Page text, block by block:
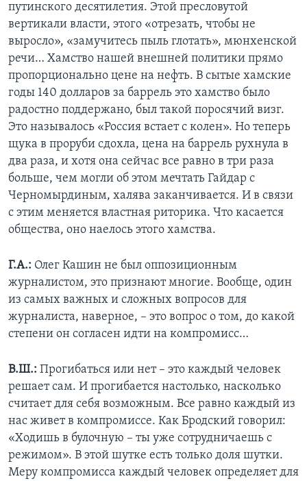
путинского десятилетия. Этой пресловутой
вертикали власти, этого «отрезать, чтобы не
выросло», «замучитесь пыль глотать», мюнхенской
речи… Хамство нашей внешней политики прямо
пропорционально цене на нефть. В сытые хамские
годы 140 долларов за баррель это хамство было
радостно поддержано, был такой поросячий визг.
Это называлось «Россия встает с колен». Но теперь
щука в проруби сдохла, цена на баррель рухнула в
два раза, и хотя она сейчас все равно в три раза
больше, чем могли об этом мечтать Гайдар с
Черномырдиным, халява заканчивается. И в связи
с этим меняется властная риторика. Что касается
общества, оно наелось этого хамства.
Г.А.: Олег Кашин не был оппозиционным
журналистом, это признают многие. Вообще, один
из самых важных и сложных вопросов для
журналиста, наверное, – это вопрос о том, до какой
степени он согласен идти на компромисс…
В.Ш.: Прогибаться или нет – это каждый человек
решает сам. И прогибается настолько, насколько
считает для себя возможным. Все равно каждый из
нас живет в компромиссе. Как Бродский говорил:
«Ходишь в булочную – ты уже сотрудничаешь с
режимом». В этой шутке есть только доля шутки.
Меру компромисса каждый человек определяет для